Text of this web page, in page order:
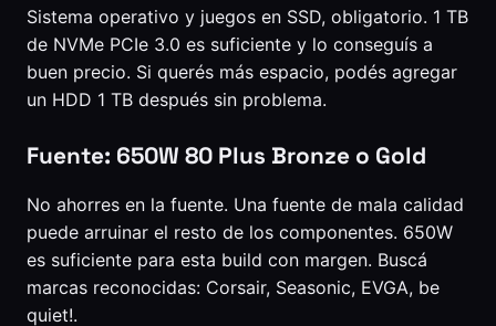
Sistema operativo y juegos en SSD, obligatorio. 1 TB
de NVMe PCIe 3.0 es suficiente y lo conseguís a
buen precio. Si querés más espacio, podés agregar
un HDD 1 TB después sin problema.
Fuente: 650W 80 Plus Bronze o Gold
No ahorres en la fuente. Una fuente de mala calidad
puede arruinar el resto de los componentes. 650W
es suficiente para esta build con margen. Buscá
marcas reconocidas: Corsair, Seasonic, EVGA, be
quiet!.